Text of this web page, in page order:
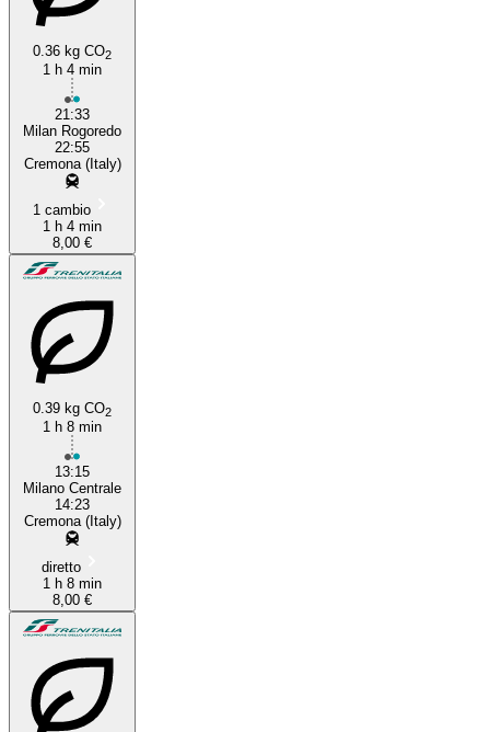
0.36 kg CO2
1 h 4 min
21:33
Milan Rogoredo
22:55
Cremona (Italy)
1 cambio
1 h 4 min
8,00 €
0.39 kg CO2
1 h 8 min
13:15
Milano Centrale
14:23
Cremona (Italy)
diretto
1 h 8 min
8,00 €